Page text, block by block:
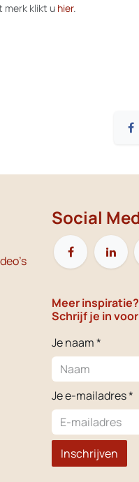
merk klikt u hier.
Social
Meer inspiratie?
Schrijf je in
Je naam *
Je e-mailadres *
Inschrijven